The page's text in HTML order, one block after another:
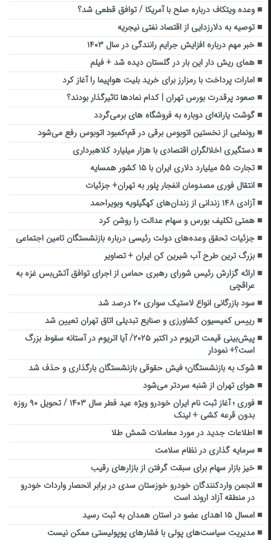
وعده ویتکاف درباره صلح با آمریکا / توافق قطعی شد؟
توصیه به دلارزدایی از اقتصاد نفتی نیجریه
خبر مهم درباره افزایش جرایم رانندگی در سال ۱۴۰۳
همای ریش دار این بار در گلستان دیده شد + فیلم
امارات پرداخت با رمزارز برای خرید بلیت هواپیما را آغاز کرد
صعود پرقدرت بورس تهران | کدام نمادها تاثیرگذار بودند؟
گوشت یارانه‌ای دوباره به فروشگاه های برمی‌گردد
رونمایی از نخستین اتوبوس برقی در قم؛کمبود اتوبوس رفع می‌شود
دستگیری اخلالگران اقتصادی با هزار میلیارد کلاهبرداری
تجارت ۵۵ میلیارد دلاری ایران با ۱۵ کشور همسایه
انتقال فوری مصدومان انفجار پلور به تهران+ جزئیات
آزادی ۱۴۸ زندانی از زندان‌های کهگیلویه وبویراحمد
همتی تکلیف بورس و سهام عدالت را روشن کرد
جزئیات تحقق وعده‌های دولت رئیسی درباره بازنشستگان تامین اجتماعی
بزرگ ترین طرح آب شیرین کن ایران + تصاویر
ارائه گزارش رئیس شورای رهبری حماس از اجرای توافق آتش‌بس غزه به
عراقچی
سود بازرگانی انواع لاستیک سواری ۲۰ درصد شد
رییس کمیسیون کشاورزی و صنایع تبدیلی اتاق تهران تعیین شد
پیش‌بینی قیمت اتریوم در اکتبر ۲۰۲۵/ آیا اتریوم در آستانه سقوط بزرگ
است؟+ نمودار
شوک به بازنشستگان؛ فیش حقوقی بازنشستگان بارگذاری و حذف شد
هوای تهران از شنبه سردتر می‌شود
فوری ؛ آغاز ثبت نام ایران خودرو ویژه عید فطر سال ۱۴۰۳ / تحویل ۹۰ روزه
بدون قرعه کشی + لینک
اطلاعات جدید در مورد معاملات شمش طلا
سرمایه گذاری در نظام سلامت
خیز بازار سهام برای سبقت گرفتن از بازارهای رقیب
انجمن واردکنندگان خودرو خوزستان سدی در برابر انحصار واردات خودرو
در منطقه آزاد اروند است
امسال ۱۵ اهدای عضو در استان همدان به ثبت رسید
مدیریت سیاست‌های پولی با فشارهای پوپولیستی ممکن نیست